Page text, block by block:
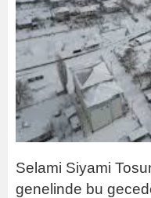
Selami Siyami
genelinde bu